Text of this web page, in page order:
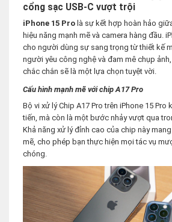
cổng sạc USB-C vượt trội
iPhone 15 Pro là sự kết hợp hoàn hảo
hiệu năng mạnh mẽ và camera hàng đầu.
cho người dùng sự sang trọng từ thiết kế
người yêu công nghệ và đam mê chụp
chắc chắn sẽ là một lựa chọn tuyệt vời.
Cấu hình mạnh mẽ với chip A17 Pro
Bộ vi xử lý Chip A17 Pro trên iPhone 15
tiến, mà còn là một bước nhảy vượt qua
Khả năng xử lý đỉnh cao của chip này
mẽ, cho phép bạn thực hiện mọi tác vụ
chóng.